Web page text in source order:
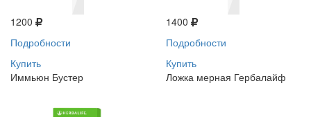
1200
Подробности
Купить
1400
Подробности
Купить
Иммьюн Бустер
Ложка мерная Гербалайф